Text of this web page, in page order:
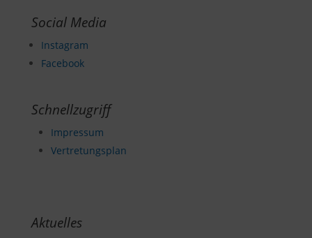
Social Media
Instagram
Facebook
Schnellzugriff
Impressum
Vertretungsplan
Aktuelles